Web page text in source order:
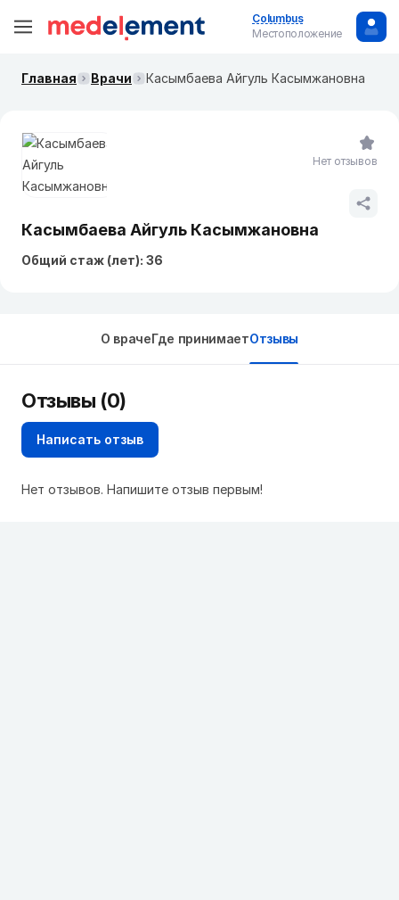
Columbus
Местоположение
Главная Врачи Касымбаева Айгуль Касымжановна
Касымбаева Айгуль Касымжановна
Общий стаж (лет): 36
Нет отзывов
О врачеГде принимаетОтзывы
Отзывы (0)
Написать отзыв
Нет отзывов. Напишите отзыв первым!